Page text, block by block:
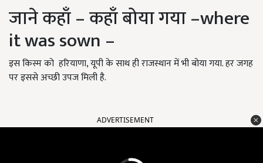
जाने कहाँ – कहाँ बोया गया –where
it was sown –
इस किस्म को हरियाणा, यूपी के साथ ही राजस्थान में भी बोया गया. हर जगह
पर इससे अच्छी उपज मिली है.
ADVERTISEMENT